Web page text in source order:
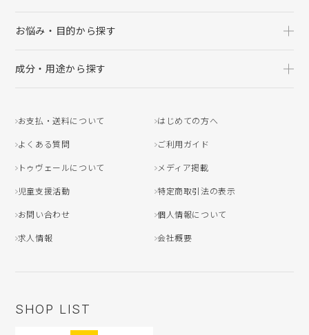
お悩み・目的から探す
成分・用途から探す
お支払・送料について はじめての方へ
よくある質問 ご利用ガイド
トゥヴェールについて メディア掲載
児童支援活動 特定商取引法の表示
お問い合わせ 個人情報について
求人情報 会社概要
SHOP LIST